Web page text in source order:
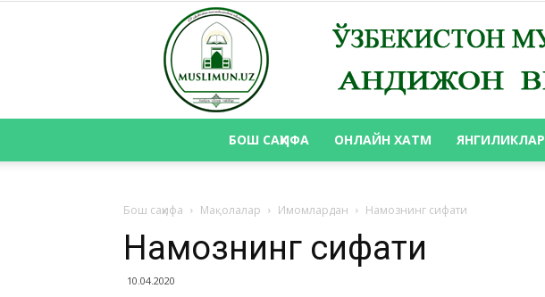
БОШ САҲИФА ОНЛАЙН ХАТМ ЯНГИЛИКЛАР
Бош саҳифа Мақолалар Имомлардан Намознинг сифати
Намознинг сифати
10.04.2020